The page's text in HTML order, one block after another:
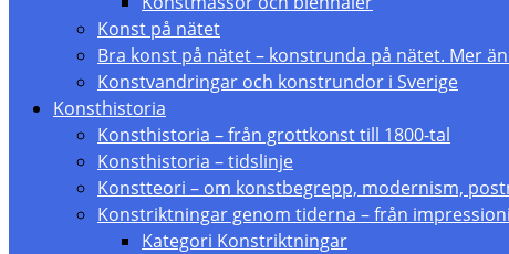
Konst på nätet
Bra konst på nätet – konstrunda på nätet. Mer
Konstvandringar och konstrundor i Sverige
Konsthistoria
Konsthistoria – från grottkonst till 1800-tal
Konsthistoria – tidslinje
Konstteori – om konstbegrepp, modernism,
Konstriktningar genom tiderna – från
Kategori Konstriktningar